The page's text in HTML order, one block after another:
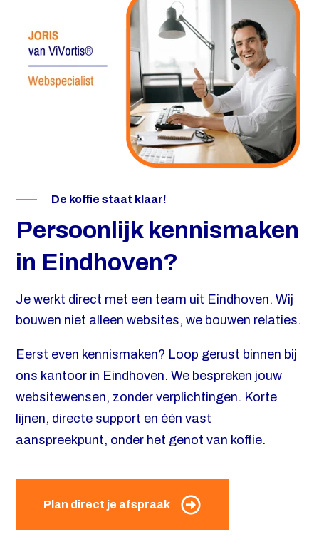
De koffie staat klaar!
Persoonlijk kennismaken
in Eindhoven?
Je werkt direct met een team uit Eindhoven. Wij
bouwen niet alleen websites, we bouwen relaties.
Eerst even kennismaken? Loop gerust binnen bij
ons kantoor in Eindhoven. We bespreken jouw
websitewensen, zonder verplichtingen. Korte
lijnen, directe support en één vast
aanspreekpunt, onder het genot van koffie.
Plan direct je afspraak